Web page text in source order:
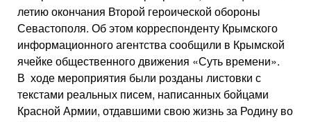
летию окончания Второй героической обороны
Севастополя. Об этом корреспонденту Крымского
информационного агентства сообщили в Крымской
ячейке общественного движения «Суть времени».
В ходе мероприятия были розданы листовки с
текстами реальных писем, написанных бойцами
Красной Армии, отдавшими свою жизнь за Родину во